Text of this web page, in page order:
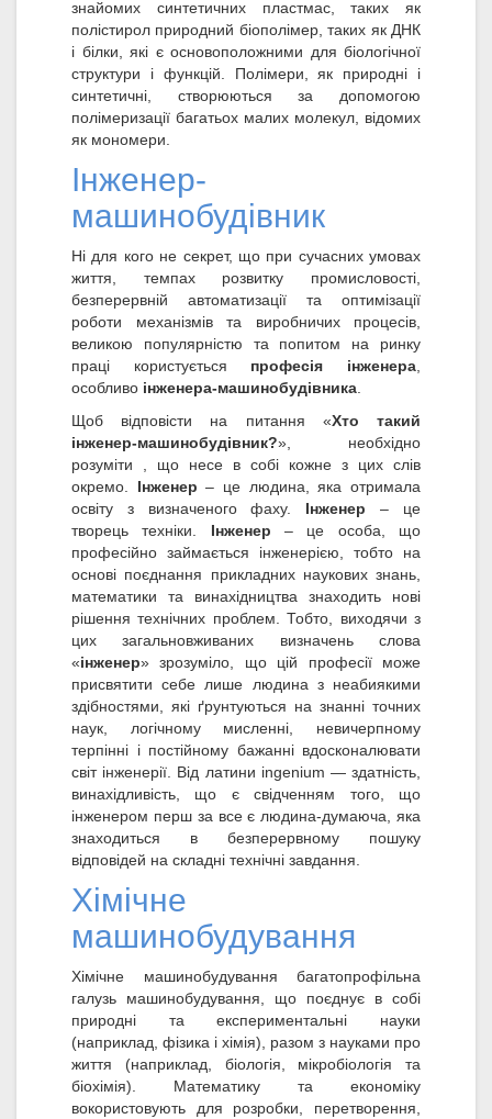
знайомих синтетичних пластмас, таких як
полістирол природний біополімер, таких як ДНК
і білки, які є основоположними для біологічної
структури і функцій. Полімери, як природні і
синтетичні, створюються за допомогою
полімеризації багатьох малих молекул, відомих
як мономери.
Інженер-
машинобудівник
Ні для кого не секрет, що при сучасних умовах
життя, темпах розвитку промисловості,
безперервній автоматизації та оптимізації
роботи механізмів та виробничих процесів,
великою популярністю та попитом на ринку
праці користується професія інженера
особливо інженера-машинобудівника
Щоб відповісти на питання «Хто такий
інженер-машинобудівник?», необхідно
розуміти , що несе в собі кожне з цих слів
окремо. Інженер – це людина, яка отримала
освіту з визначеного фаху. Інженер – це
творець техніки. Інженер – це особа, що
професійно займається інженерією, тобто на
основі поєднання прикладних наукових знань,
математики та винахідництва знаходить нові
рішення технічних проблем. Тобто, виходячи з
цих загальновживаних визначень слова
«інженер» зрозуміло, що цій професії може
присвятити себе лише людина з неабиякими
здібностями, які ґрунтуються на знанні точних
наук, логічному мисленні, невичерпному
терпінні і постійному бажанні вдосконалювати
світ інженерії. Від латини ingenium — здатність,
винахідливість, що є свідченням того, що
інженером перш за все є людина-думаюча, яка
знаходиться в безперервному пошуку
відповідей на складні технічні завдання.
Хімічне
машинобудування
Хімічне машинобудування багатопрофільна
галузь машинобудування, що поєднує в собі
природні та експериментальні науки
(наприклад, фізика і хімія), разом з науками про
життя (наприклад, біологія, мікробіологія та
біохімія). Математику та економіку
вокористовують для розробки, перетворення,